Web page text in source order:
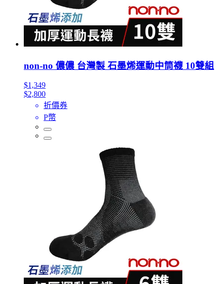
non-no 儂儂 台灣製 石墨烯運動中筒襪 10雙組
$1,349
$2,800
折價券
P幣